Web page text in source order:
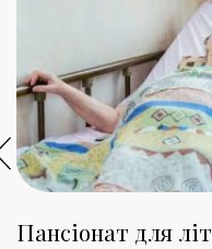
Пансіонат для